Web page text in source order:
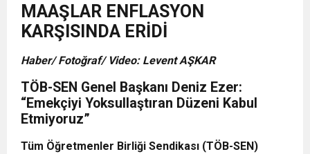
MAAŞLAR ENFLASYON
KARŞISINDA ERİDİ
Haber/ Fotoğraf/ Video: Levent AŞKAR
TÖB-SEN Genel Başkanı Deniz Ezer:
“Emekçiyi Yoksullaştıran Düzeni Kabul
Etmiyoruz”
Tüm Öğretmenler Birliği Sendikası (TÖB-SEN)